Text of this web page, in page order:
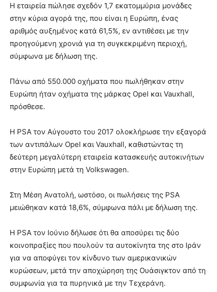
Η εταιρεία πώλησε σχεδόν 1,7 εκατομμύρια μονάδες
στην κύρια αγορά της, που είναι η Ευρώπη, ένας
αριθμός αυξημένος κατά 61,5%, εν αντιθέσει με την
προηγούμενη χρονιά για τη συγκεκριμένη περιοχή,
σύμφωνα με δήλωση της.
Πάνω από 550.000 οχήματα που πωλήθηκαν στην
Ευρώπη ήταν οχήματα της μάρκας Opel και Vauxhall,
πρόσθεσε.
Η PSA τον Αύγουστο του 2017 ολοκλήρωσε την εξαγορά
των αντιπάλων Opel και Vauxhall, καθιστώντας τη
δεύτερη μεγαλύτερη εταιρεία κατασκευής αυτοκινήτων
στην Ευρώπη μετά τη Volkswagen.
Στη Μέση Ανατολή, ωστόσο, οι πωλήσεις της PSA
μειώθηκαν κατά 18,6%, σύμφωνα πάλι με δήλωση της.
Η PSA τον Ιούνιο δήλωσε ότι θα αποσύρει τις δύο
κοινοπραξίες που πουλούν τα αυτοκίνητα της στο Ιράν
για να αποφύγει τον κίνδυνο των αμερικανικών
κυρώσεων, μετά την αποχώρηση της Ουάσιγκτον από τη
συμφωνία για τα πυρηνικά με την Τεχεράνη.